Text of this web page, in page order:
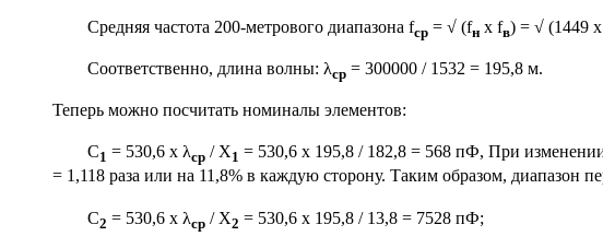
Средняя частота 200-метрового диапазона fср = √ (fн x fв) = √ (1449
Соответственно, длина волны: λср = 300000 / 1532 = 195,8 м.
Теперь можно посчитать номиналы элементов:
C1 = 530,6 x λср / X1 = 530,6 x 195,8 / 182,8 = 568 пФ, При
= 1,118 раза или на 11,8% в каждую сторону. Таким образом, диапазон
С2 = 530,6 x λср / X2 = 530,6 x 195,8 / 13,8 = 7528 пФ;